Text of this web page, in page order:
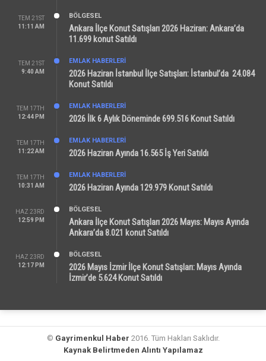
TEM 21ST
11:11 AM
BÖLGESEL
Ankara İlçe Konut Satışları 2026 Haziran: Ankara’da
11.699 konut Satıldı
TEM 21ST
9:40 AM
EMLAK HABERLERI
2026 Haziran İstanbul İlçe Satışları: İstanbul’da 24.084
Konut Satıldı
TEM 17TH
12:44 PM
EMLAK HABERLERI
2026 İlk 6 Aylık Döneminde 699.516 Konut Satıldı
TEM 17TH
11:22 AM
EMLAK HABERLERI
2026 Haziran Ayında 16.565 İş Yeri Satıldı
TEM 17TH
10:31 AM
EMLAK HABERLERI
2026 Haziran Ayında 129.979 Konut Satıldı
HAZ 23RD
12:59 PM
BÖLGESEL
Ankara İlçe Konut Satışları 2026 Mayıs: Mayıs Ayında
Ankara’da 8.021 konut Satıldı
HAZ 23RD
12:17 PM
BÖLGESEL
2026 Mayıs İzmir İlçe Konut Satışları: Mayıs Ayında
İzmir’de 5.624 Konut Satıldı
© Gayrimenkul Haber 2016. Tüm Hakları Saklıdır.
Kaynak Belirtmeden Alıntı Yapılamaz